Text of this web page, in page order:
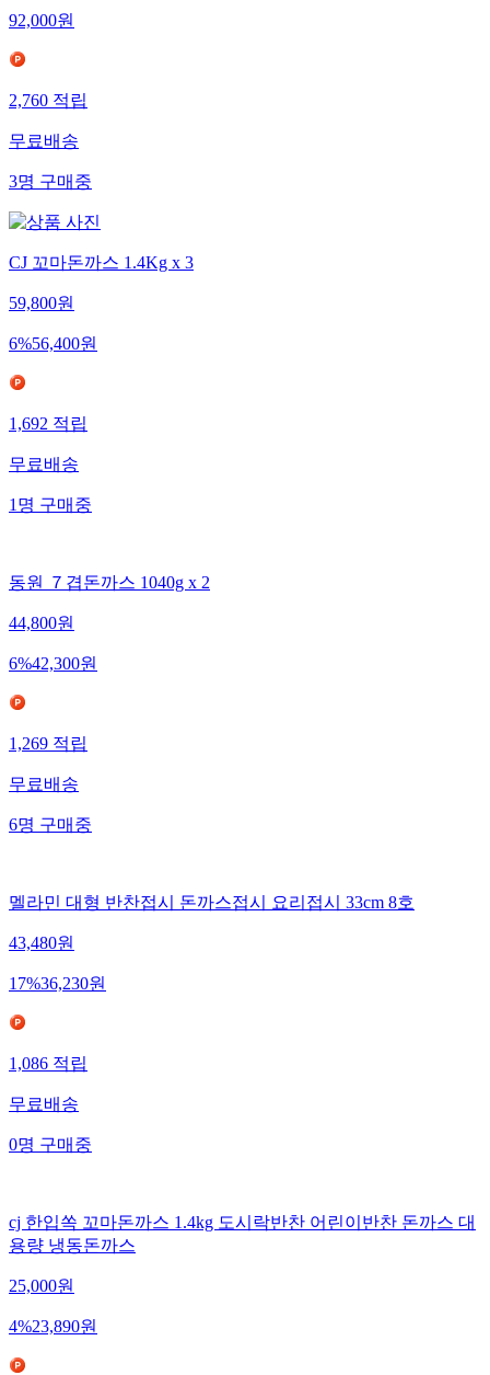
92,000원
2,760적립
무료배송
3명구매중
CJ 꼬마돈까스 1.4Kg x 3
59,800원
6%56,400원
1,692적립
무료배송
1명구매중
동원 ７겹돈까스 1040g x 2
44,800원
6%42,300원
1,269적립
무료배송
6명구매중
멜라민 대형 반찬접시 돈까스접시 요리접시 33cm 8호
43,480원
17%36,230원
1,086적립
무료배송
0명구매중
cj 한입쏙 꼬마돈까스 1.4kg 도시락반찬 어린이반찬 돈까스 대
용량 냉동돈까스
25,000원
4%23,890원